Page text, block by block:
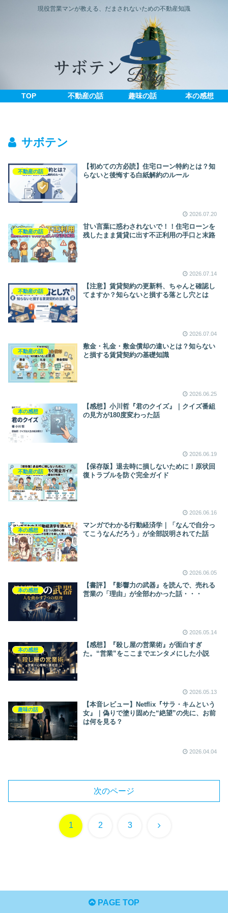
現役営業マンが教える、だまされないための不動産知識
TOP 不動産の話 趣味の話 本の感想
サボテン
不動産の話
【初めての方必読】住宅ローン特約とは？知
らないと後悔する白紙解約のルール
2026.07.20
不動産の話
甘い言葉に惑わされないで！！住宅ローンを
残したまま賃貸に出す不正利用の手口と末路
2026.07.14
不動産の話
【注意】賃貸契約の更新料、ちゃんと確認し
てますか？知らないと損する落とし穴とは
2026.07.04
不動産の話
敷金・礼金・敷金償却の違いとは？知らない
と損する賃貸契約の基礎知識
2026.06.25
本の感想
【感想】小川哲『君のクイズ』｜クイズ番組
の見方が180度変わった話
2026.06.19
不動産の話
【保存版】退去時に損しないために！原状回
復トラブルを防ぐ完全ガイド
2026.06.16
本の感想
マンガでわかる行動経済学｜「なんで自分っ
てこうなんだろう」が全部説明されてた話
2026.06.05
本の感想
【書評】『影響力の武器』を読んで、売れる
営業の「理由」が全部わかった話・・・
2026.05.14
本の感想
【感想】『殺し屋の営業術』が面白すぎ
た。“営業”をここまでエンタメにした小説
2026.05.13
趣味の話
【本音レビュー】Netflix『サラ・キムという
女』｜偽りで塗り固めた“絶望”の先に、お前
は何を見る？
2026.04.04
次のページ
1 2 3 次
PAGE TOP